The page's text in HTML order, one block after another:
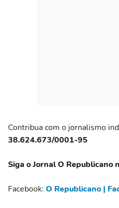
Contribua com o jornalismo
38.624.673/0001-95
Siga o Jornal O Republicano
Facebook: O Republicano |